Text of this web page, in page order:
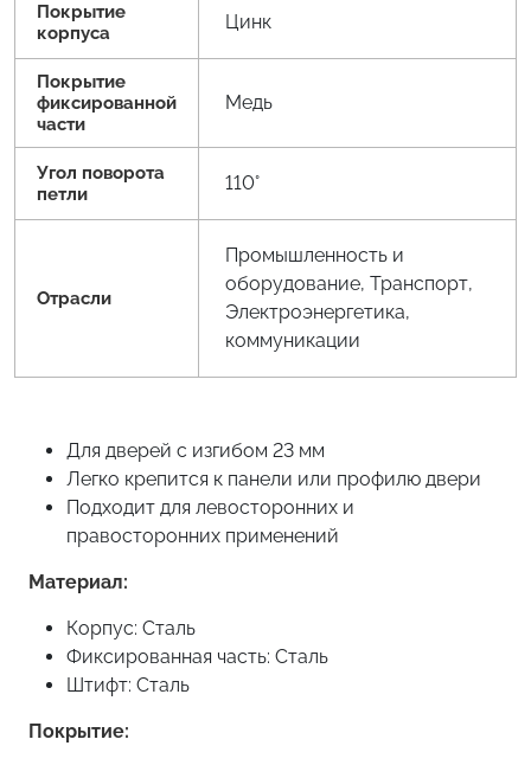
Покрытие
корпуса
Цинк
Покрытие
фиксированной
части
Медь
Угол поворота
петли
110°
Отрасли
Промышленность и
оборудование, Транспорт,
Электроэнергетика,
коммуникации
Для дверей с изгибом 23 мм
Легко крепится к панели или профилю двери
Подходит для левосторонних и
правосторонних применений
Материал:
Корпус: Сталь
Фиксированная часть: Сталь
Штифт: Сталь
Покрытие: